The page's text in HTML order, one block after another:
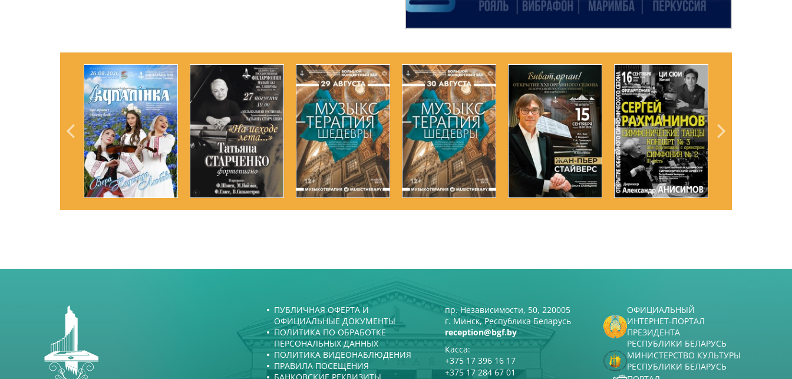
ПУБЛИЧНАЯ ОФЕРТА И
ОФИЦИАЛЬНЫЕ ДОКУМЕНТЫ
ПОЛИТИКА ПО ОБРАБОТКЕ
ПЕРСОНАЛЬНЫХ ДАННЫХ
ПОЛИТИКА ВИДЕОНАБЛЮДЕНИЯ
ПРАВИЛА ПОСЕЩЕНИЯ
пр. Независимости, 50, 220005
г. Минск, Республика Беларусь
reception@bgf.by
Касса:
+375 17 396 16 17
+375 17 284 67 01
ОФИЦИАЛЬНЫЙ
ИНТЕРНЕТ-ПОРТАЛ
ПРЕЗИДЕНТА
РЕСПУБЛИКИ БЕЛАРУСЬ
МИНИСТЕРСТВО КУЛЬТУРЫ
РЕСПУБЛИКИ БЕЛАРУСЬ